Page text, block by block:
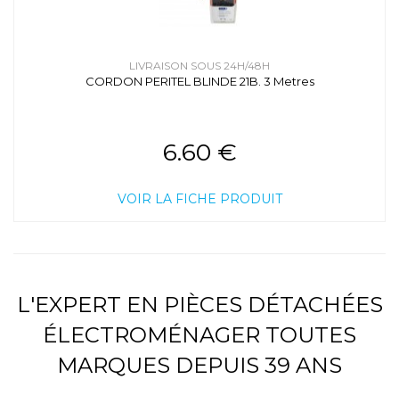
LIVRAISON SOUS 24H/48H
CORDON PERITEL BLINDE 21B. 3 Metres
6.60 €
VOIR LA FICHE PRODUIT
L'EXPERT EN PIÈCES DÉTACHÉES
ÉLECTROMÉNAGER TOUTES
MARQUES DEPUIS 39 ANS